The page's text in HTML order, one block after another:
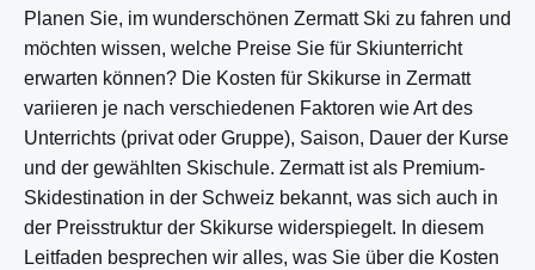
Planen Sie, im wunderschönen Zermatt Ski zu fahren und
möchten wissen, welche Preise Sie für Skiunterricht
erwarten können? Die Kosten für Skikurse in Zermatt
variieren je nach verschiedenen Faktoren wie Art des
Unterrichts (privat oder Gruppe), Saison, Dauer der Kurse
und der gewählten Skischule. Zermatt ist als Premium-
Skidestination in der Schweiz bekannt, was sich auch in
der Preisstruktur der Skikurse widerspiegelt. In diesem
Leitfaden besprechen wir alles, was Sie über die Kosten